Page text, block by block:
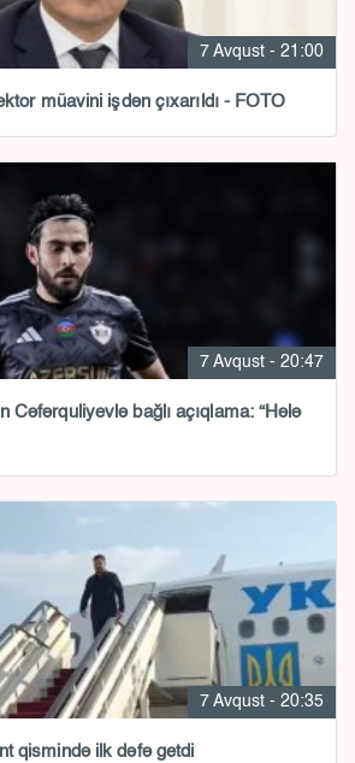
7 Avqust - 21:00
müavini işdən çıxarıldı - FOTO
7 Avqust - 20:47
Cəfərquliyevlə bağlı açıqlama: “Hələ
7 Avqust - 20:35
qismində ilk dəfə getdi